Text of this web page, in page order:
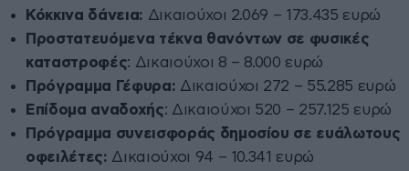
Κόκκινα δάνεια: Δικαιούχοι 2.069 – 173.435 ευρώ
Προστατευόμενα τέκνα θανόντων σε φυσικές
καταστροφές: Δικαιούχοι 8 – 8.000 ευρώ
Πρόγραμμα Γέφυρα: Δικαιούχοι 272 – 55.285 ευρώ
Επίδομα αναδοχής: Δικαιούχοι 520 – 257.125 ευρώ
Πρόγραμμα συνεισφοράς δημοσίου σε ευάλωτους
οφειλέτες: Δικαιούχοι 94 – 10.341 ευρώ